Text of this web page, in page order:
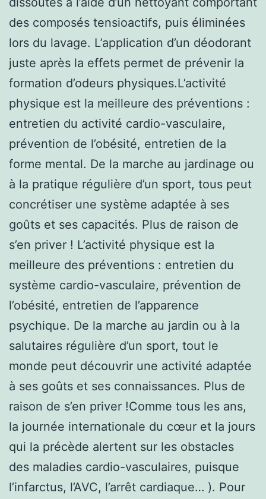
des composés tensioactifs, puis éliminées
lors du lavage. L’application d’un déodorant
juste après la effets permet de prévenir la
formation d’odeurs physiques.L’activité
physique est la meilleure des préventions :
entretien du activité cardio-vasculaire,
prévention de l’obésité, entretien de la
forme mental. De la marche au jardinage ou
à la pratique régulière d’un sport, tous peut
concrétiser une système adaptée à ses
goûts et ses capacités. Plus de raison de
s’en priver ! L’activité physique est la
meilleure des préventions : entretien du
système cardio-vasculaire, prévention de
l’obésité, entretien de l’apparence
psychique. De la marche au jardin ou à la
salutaires régulière d’un sport, tout le
monde peut découvrir une activité adaptée
à ses goûts et ses connaissances. Plus de
raison de s’en priver !Comme tous les ans,
la journée internationale du cœur et la jours
qui la précède alertent sur les obstacles
des maladies cardio-vasculaires, puisque
l’infarctus, l’AVC, l’arrêt cardiaque… ). Pour